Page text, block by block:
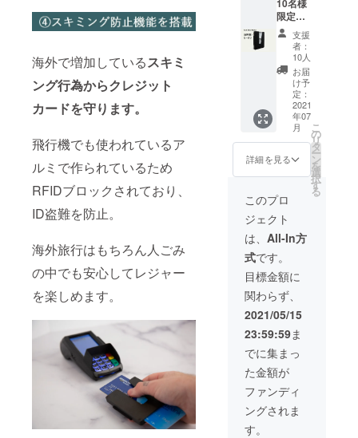
海外で増加しているスキミ
ング行為からクレジット
カードを守ります。
飛行機でも使われているア
ルミで作られているため
RFIDブロックされており、
ID盗難を防止。
海外旅行はもちろん人ごみ
の中でも安心してレジャー
を楽しめます。
様都合
による
返品は
お受け
できま
せんこ
と、予
めご了
承願い
ます。
給状
況、製
造工程
上の都
合等に
より出
荷時期
が遅れ
る場合
があり
ます。
※皆様の
応援購
効率が
た場
合、正
規販売
価格が
販売予
定価格
より下
がる可
ござい
ます。
※使用感
による
返品に
など、
支援者
ブラッ
ク ※本
体税
込、送
料込み
※ご注文
状況、
使用部
材の供
給状
況、製
造工程
上の都
荷時期
が遅れ
る場合
があり
ます。
※皆様の
応援購
入によ
り量産
効率が
向上し
た場
合、正
規販売
価格が
販売予
定価格
より下
10名様
限定】
超早割
Vext
Slim
Wallet
［一般
販売予
定価
格
14,000
円］ ＜
リター
ン内容
＞ Vext
Slim
Wallet
1個
カ
ラー：
カーボ
ン ※本
体税
込、送
料込み
※ご注文
状況、
使用部
材の供
給状
況、製
造工程
上の都
支援
者：
10人
お届
け予
定：
2021
年07
月
詳細を見る
こ
の
リ
タ
ー
ン
を
選
択
す
る
このプロ
ジェクト
は、 All-In方
式です。
目標金額に
関わらず、
2021/05/15
23:59:59ま
でに集まっ
た金額が
ファンディ
ングされま
す。